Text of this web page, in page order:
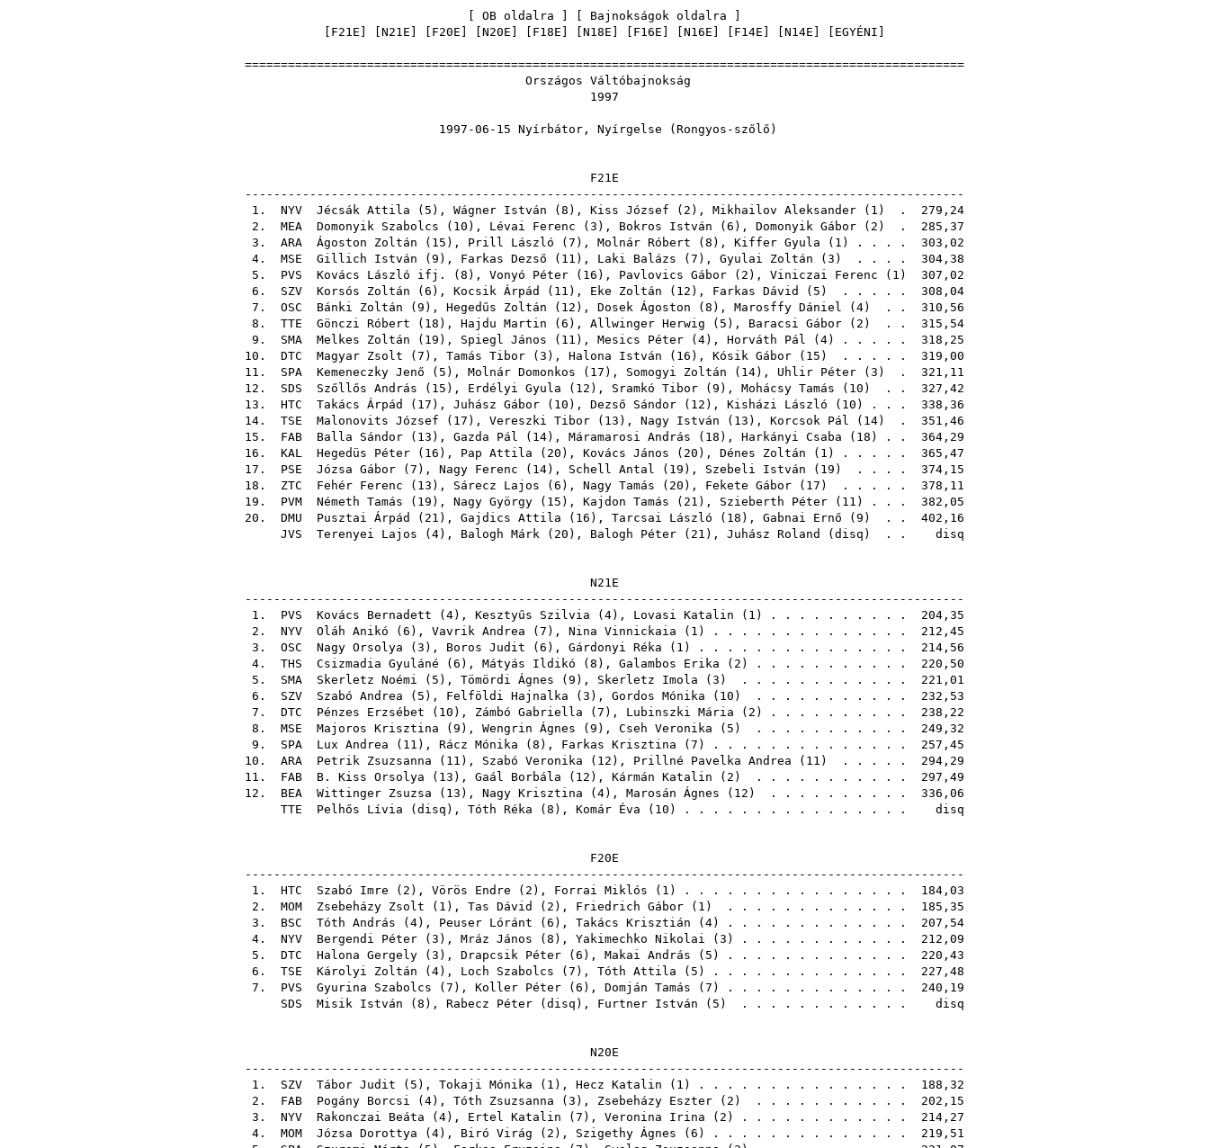
OB oldalra Bajnokságok oldalra
F21E N21E F20E N20E F18E N18E F16E N16E F14E N14E EGYÉNI
====================================================================================================
Országos Váltóbajnokság
1997
1997-06-15 Nyírbátor, Nyírgelse (Rongyos-szőlő)
F21E
----------------------------------------------------------------------------------------------------
1. NYV Jécsák Attila ( 5 ), Wágner István ( 8 ), Kiss József ( 2 ), Mikhailov Aleksander ( 1 ) . 279,24
2. MEA Domonyik Szabolcs ( 10 ), Lévai Ferenc ( 3 ), Bokros István ( 6 ), Domonyik Gábor ( 2 ) . 285,37
3. ARA Ágoston Zoltán ( 15 ), Prill László ( 7 ), Molnár Róbert ( 8 ), Kiffer Gyula ( 1 ) . . . . 303,02
4. MSE Gillich István ( 9 ), Farkas Dezső ( 11 ), Laki Balázs ( 7 ), Gyulai Zoltán ( 3 ) . . . . 304,38
5. PVS Kovács László ifj. ( 8 ), Vonyó Péter ( 16 ), Pavlovics Gábor ( 2 ), Viniczai Ferenc ( 1 ) 307,02
6. SZV Korsós Zoltán ( 6 ), Kocsik Árpád ( 11 ), Eke Zoltán ( 12 ), Farkas Dávid ( 5 ) . . . . . 308,04
7. OSC Bánki Zoltán ( 9 ), Hegedűs Zoltán ( 12 ), Dosek Ágoston ( 8 ), Marosffy Dániel ( 4) . . 310,56
8. TTE Gönczi Róbert ( 18 ), Hajdu Martin ( 6 ), Allwinger Herwig ( 5 ), Baracsi Gábor ( 2 ) . . 315,54
9. SMA Melkes Zoltán ( 19 ), Spiegl János ( 11 ), Mesics Péter ( 4), Horváth Pál ( 4) . . . . . 318,25
10. DTC Magyar Zsolt ( 7 ), Tamás Tibor ( 3 ), Halona István ( 16 ), Kósik Gábor ( 15 ) . . . . . 319,00
11. SPA Kemeneczky Jenő ( 5 ), Molnár Domonkos ( 17 ), Somogyi Zoltán ( 14), Uhlir Péter ( 3 ) . 321,11
12. SDS Szőllős András ( 15 ), Erdélyi Gyula ( 12 ), Sramkó Tibor ( 9 ), Mohácsy Tamás ( 10 ) . . 327,42
13. HTC Takács Árpád ( 17 ), Juhász Gábor ( 10 ), Dezső Sándor ( 12 ), Kisházi László ( 10 ) . . . 338,36
14. TSE Malonovits József ( 17 ), Vereszki Tibor ( 13 ), Nagy István ( 13 ), Korcsok Pál ( 14) . 351,46
15. FAB Balla Sándor ( 13 ), Gazda Pál ( 14), Máramarosi András ( 18 ), Harkányi Csaba ( 18 ) . . 364,29
16. KAL Hegedüs Péter ( 16 ), Pap Attila ( 20 ), Kovács János ( 20 ), Dénes Zoltán ( 1 ) . . . . . 365,47
17. PSE Józsa Gábor ( 7 ), Nagy Ferenc ( 14), Schell Antal ( 19 ), Szebeli István ( 19 ) . . . . 374,15
18. ZTC Fehér Ferenc ( 13 ), Sárecz Lajos ( 6 ), Nagy Tamás ( 20 ), Fekete Gábor ( 17 ) . . . . . 378,11
19. PVM Németh Tamás ( 19 ), Nagy György ( 15 ), Kajdon Tamás ( 21 ), Szieberth Péter ( 11 ) . . . 382,05
20. DMU Pusztai Árpád ( 21 ), Gajdics Attila ( 16 ), Tarcsai László ( 18 ), Gabnai Ernő ( 9 ) . . 402,16
JVS
Terenyei Lajos ( 4), Balogh Márk ( 20 ), Balogh Péter ( 21 ), Juhász Roland ( disq ) . . disq
N21E
----------------------------------------------------------------------------------------------------
1. PVS Kovács Bernadett ( 4), Kesztyűs Szilvia ( 4), Lovasi Katalin ( 1 ) . . . . . . . . . . 204,35
2. NYV Oláh Anikó ( 6 ), Vavrik Andrea ( 7 ), Nina Vinnickaia ( 1 ) . . . . . . . . . . . . . . 212,45
3. OSC Nagy Orsolya ( 3 ), Boros Judit ( 6 ), Gárdonyi Réka ( 1 ) . . . . . . . . . . . . . . . 214,56
4. THS Csizmadia Gyuláné ( 6 ), Mátyás Ildikó ( 8 ), Galambos Erika ( 2 ) . . . . . . . . . . . 220,50
5. SMA Skerletz Noémi ( 5 ), Tömördi Ágnes ( 9 ), Skerletz Imola ( 3 ) . . . . . . . . . . . . 221,01
6. SZV Szabó Andrea ( 5 ), Felföldi Hajnalka ( 3 ), Gordos Mónika ( 10 ) . . . . . . . . . . . 232,53
7. DTC Pénzes Erzsébet ( 10 ), Zámbó Gabriella ( 7 ), Lubinszki Mária ( 2 ) . . . . . . . . . . 238,22
8. MSE Majoros Krisztina ( 9 ), Wengrin Ágnes ( 9 ), Cseh Veronika ( 5 ) . . . . . . . . . . . 249,32
9. SPA Lux Andrea ( 11 ), Rácz Mónika ( 8 ), Farkas Krisztina ( 7 ) . . . . . . . . . . . . . . 257,45
10. ARA Petrik Zsuzsanna ( 11 ), Szabó Veronika ( 12 ), Prillné Pavelka Andrea ( 11 ) . . . . . 294,29
11. FAB B. Kiss Orsolya ( 13 ), Gaál Borbála ( 12 ), Kármán Katalin ( 2 ) . . . . . . . . . . . 297,49
12. BEA Wittinger Zsuzsa ( 13 ), Nagy Krisztina ( 4), Marosán Ágnes ( 12 ) . . . . . . . . . . 336,06
TTE
Pelhős Lívia ( disq ), Tóth Réka ( 8 ), Komár Éva ( 10 ) . . . . . . . . . . . . . . . . disq
F20E
----------------------------------------------------------------------------------------------------
1. HTC Szabó Imre ( 2 ), Vörös Endre ( 2 ), Forrai Miklós ( 1 ) . . . . . . . . . . . . . . . . 184,03
2. MOM Zsebeházy Zsolt ( 1 ), Tas Dávid ( 2 ), Friedrich Gábor ( 1 ) . . . . . . . . . . . . . 185,35
3. BSC Tóth András ( 4), Peuser Lóránt ( 6 ), Takács Krisztián ( 4) . . . . . . . . . . . . . 207,54
4. NYV Bergendi Péter ( 3 ), Mráz János ( 8 ), Yakimechko Nikolai ( 3 ) . . . . . . . . . . . . 212,09
5. DTC Halona Gergely ( 3 ), Drapcsik Péter ( 6 ), Makai András ( 5 ) . . . . . . . . . . . . . 220,43
6. TSE Károlyi Zoltán ( 4), Loch Szabolcs ( 7 ), Tóth Attila ( 5 ) . . . . . . . . . . . . . . 227,48
7. PVS Gyurina Szabolcs ( 7 ), Koller Péter ( 6 ), Domján Tamás ( 7 ) . . . . . . . . . . . . . 240,19
SDS
Misik István ( 8 ), Rabecz Péter ( disq ), Furtner István ( 5 ) . . . . . . . . . . . . disq
N20E
----------------------------------------------------------------------------------------------------
1. SZV Tábor Judit ( 5 ), Tokaji Mónika ( 1 ), Hecz Katalin ( 1 ) . . . . . . . . . . . . . . . 188,32
2. FAB Pogány Borcsi ( 4), Tóth Zsuzsanna ( 3 ), Zsebeházy Eszter ( 2 ) . . . . . . . . . . . 202,15
3. NYV Rakonczai Beáta ( 4), Ertel Katalin ( 7 ), Veronina Irina ( 2 ) . . . . . . . . . . . . 214,27
4. MOM Józsa Dorottya ( 4), Biró Virág ( 2 ), Szigethy Ágnes ( 6 ) . . . . . . . . . . . . . . 219,51